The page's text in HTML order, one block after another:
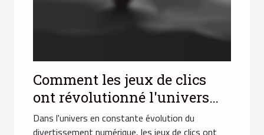
Comment les jeux de clics
ont révolutionné l'univers
des jeux pour adultes ?
Dans l'univers en constante évolution du
divertissement numérique, les jeux de clics ont